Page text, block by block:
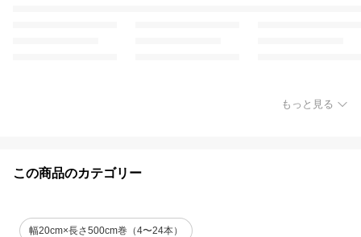
もっと見る
この商品のカテゴリー
幅20cm×長さ500cm巻（4〜24本）